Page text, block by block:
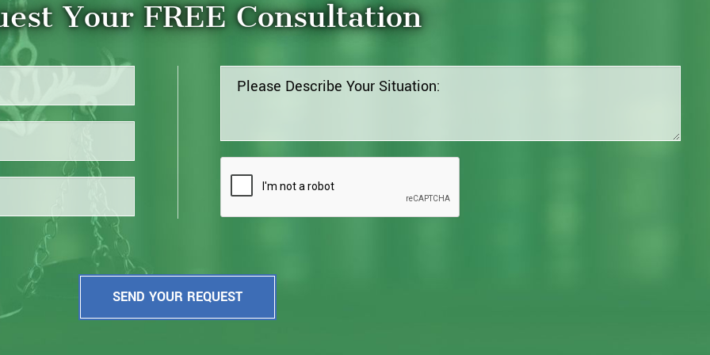
Your FREE Consultation
SEND YOUR REQUEST